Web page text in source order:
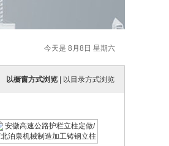
今天是 8月8日 星期六
以橱窗方式浏览 以目录方式浏览